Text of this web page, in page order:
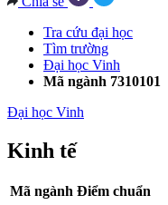
Tra cứu đại học
Tìm trường
Đại học Vinh
Mã ngành 7310101
Đại học Vinh
Kinh tế
Mã ngành Điểm chuẩn